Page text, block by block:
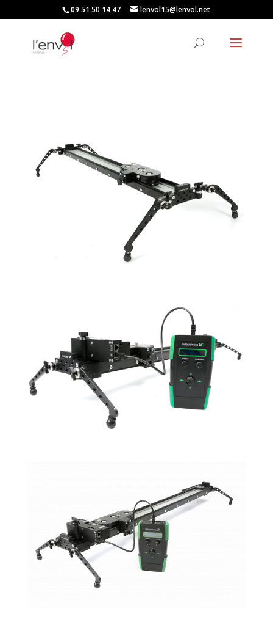
09 51 50 14 47 lenvol15@lenvol.net